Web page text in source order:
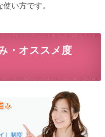
い方です。
・オススメ度